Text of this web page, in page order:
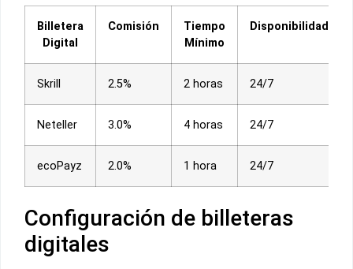
Billetera
Digital
Comisión
Tiempo
Mínimo
Disponibilidad
Skrill 2.5% 2 horas 24/7
Neteller 3.0% 4 horas 24/7
ecoPayz 2.0% 1 hora 24/7
Configuración de billeteras
digitales